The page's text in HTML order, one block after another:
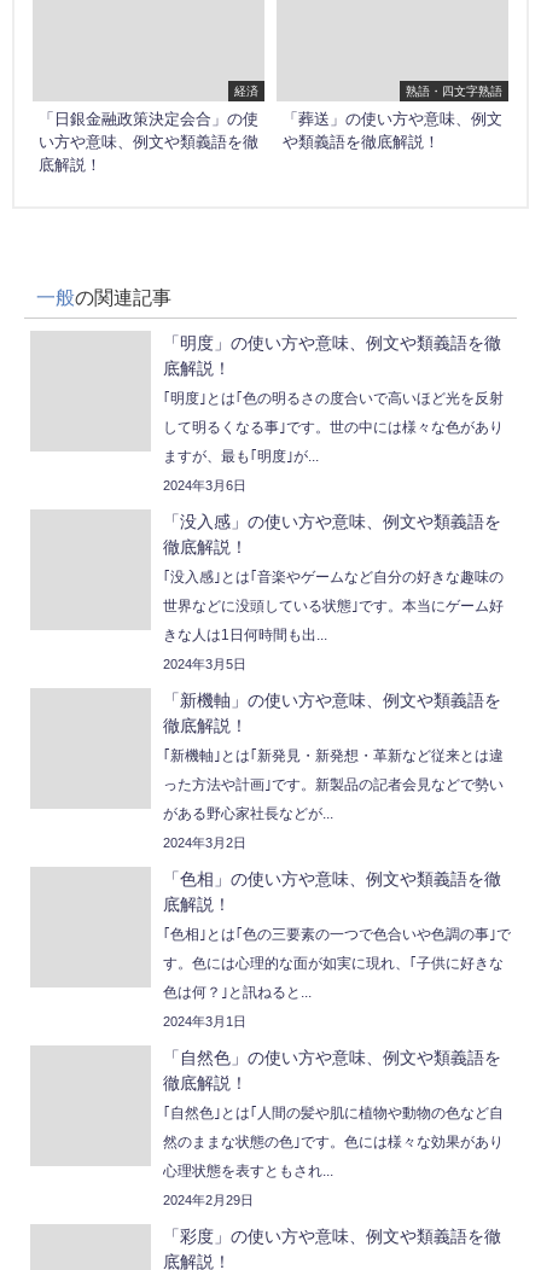
経済
「日銀金融政策決定会合」の使
い方や意味、例文や類義語を徹
底解説！
熟語・四文字熟語
「葬送」の使い方や意味、例文
や類義語を徹底解説！
一般の関連記事
「明度」の使い方や意味、例文や類義語を徹
底解説！
｢明度｣とは｢色の明るさの度合いで高いほど光を反射
して明るくなる事｣です。世の中には様々な色があり
ますが、最も｢明度｣が...
2024年3月6日
「没入感」の使い方や意味、例文や類義語を
徹底解説！
｢没入感｣とは｢音楽やゲームなど自分の好きな趣味の
世界などに没頭している状態｣です。本当にゲーム好
きな人は1日何時間も出...
2024年3月5日
「新機軸」の使い方や意味、例文や類義語を
徹底解説！
｢新機軸｣とは｢新発見・新発想・革新など従来とは違
った方法や計画｣です。新製品の記者会見などで勢い
がある野心家社長などが...
2024年3月2日
「色相」の使い方や意味、例文や類義語を徹
底解説！
｢色相｣とは｢色の三要素の一つで色合いや色調の事｣で
す。色には心理的な面が如実に現れ、｢子供に好きな
色は何？｣と訊ねると...
2024年3月1日
「自然色」の使い方や意味、例文や類義語を
徹底解説！
｢自然色｣とは｢人間の髪や肌に植物や動物の色など自
然のままな状態の色｣です。色には様々な効果があり
心理状態を表すともされ...
2024年2月29日
「彩度」の使い方や意味、例文や類義語を徹
底解説！